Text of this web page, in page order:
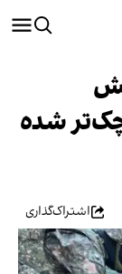
کوچک‌تر شده
اشتراک‌گذاری